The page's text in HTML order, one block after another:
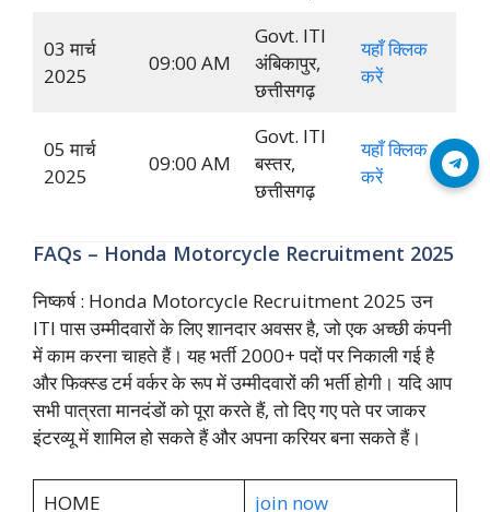
Join Telegram
03 मार्च
2025
09:00 AM
Govt. ITI
अंबिकापुर,
छत्तीसगढ़
यहाँ क्लिक
करें
05 मार्च
2025
09:00 AM
Govt. ITI
बस्तर,
छत्तीसगढ़
यहाँ क्लिक
करें
FAQs – Honda Motorcycle Recruitment 2025
निष्कर्ष : Honda Motorcycle Recruitment 2025 उन
ITI पास उम्मीदवारों के लिए शानदार अवसर है, जो एक अच्छी कंपनी
में काम करना चाहते हैं। यह भर्ती 2000+ पदों पर निकाली गई है
और फिक्स्ड टर्म वर्कर के रूप में उम्मीदवारों की भर्ती होगी। यदि आप
सभी पात्रता मानदंडों को पूरा करते हैं, तो दिए गए पते पर जाकर
इंटरव्यू में शामिल हो सकते हैं और अपना करियर बना सकते हैं।
HOME
join now